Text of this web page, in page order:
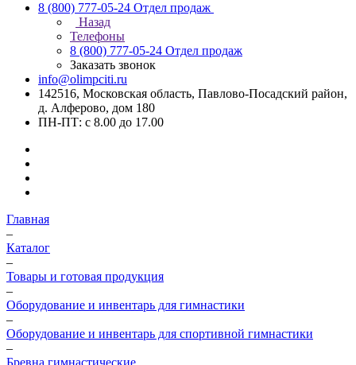
8 (800) 777-05-24 Отдел продаж
Назад
Телефоны
8 (800) 777-05-24 Отдел продаж
Заказать звонок
info@olimpciti.ru
142516, Московская область, Павлово-Посадский район,
д. Алферово, дом 180
ПН-ПТ: с 8.00 до 17.00
Главная
–
Каталог
–
Товары и готовая продукция
–
Оборудование и инвентарь для гимнастики
–
Оборудование и инвентарь для спортивной гимнастики
–
Бревна гимнастические